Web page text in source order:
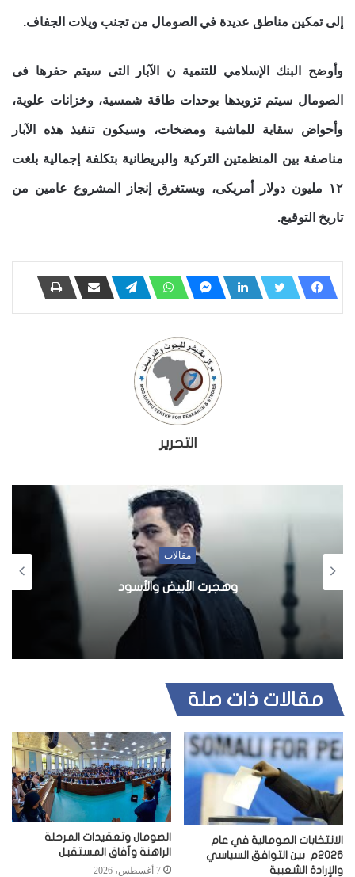
إلى تمكين مناطق عديدة في الصومال من تجنب ويلات الجفاف.
وأوضح البنك الإسلامي للتنمية ن الآبار التى سيتم حفرها فى
الصومال سيتم تزويدها بوحدات طاقة شمسية، وخزانات علوية،
وأحواض سقاية للماشية ومضخات، وسيكون تنفيذ هذه الآبار
مناصفة بين المنظمتين التركية والبريطانية بتكلفة إجمالية بلغت
١٢ مليون دولار أمريكى، ويستغرق إنجاز المشروع عامين من
تاريخ التوقيع.
التحرير
مقالات
وهجرت الأبيض والأسود
مقالات ذات صلة
الانتخابات الصومالية في عام
2026م بين التوافق السياسي
والإرادة الشعبية
الصومال وتعقيدات المرحلة
الراهنة وآفاق المستقبل
7 أغسطس، 2026